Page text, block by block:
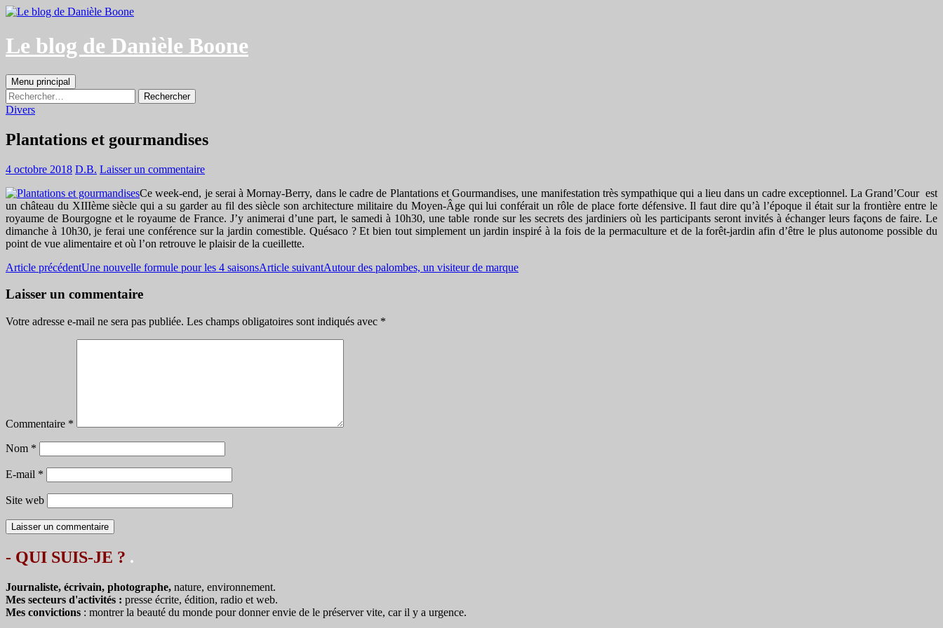
Aller
contenu
Le blog de Danièle Boone
Recherche
Menu principal
Rechercher :
Divers
Plantations et gourmandises
4 octobre 2018 D.B. Laisser un commentaire
Ce week-end, je serai à Mornay-Berry, dans le cadre de Plantations et Gourmandises, une manifestation très sympathique qui a lieu dans un cadre exceptionnel. La Grand’Cour est
un château du XIIIème siècle qui a su garder au fil des siècle son architecture militaire du Moyen-Âge qui lui conférait un rôle de place forte défensive. Il faut dire qu’à l’époque il était sur la frontière entre le
royaume de Bourgogne et le royaume de France. J’y animerai d’une part, le samedi à 10h30, une table ronde sur les secrets des jardiniers où les participants seront invités à échanger leurs façons de faire. Le
dimanche à 10h30, je ferai une conférence sur la jardin comestible. Quésaco ? Et bien tout simplement un jardin inspiré à la fois de la permaculture et de la forêt-jardin afin d’être le plus autonome possible du
point de vue alimentaire et où l’on retrouve le plaisir de la cueillette.
Navigation
des
Article précédentUne nouvelle formule pour les 4 saisonsArticle suivantAutour des palombes, un visiteur de marque
Laisser un commentaire
Votre adresse e-mail ne sera pas publiée. Les champs obligatoires sont indiqués avec *
Commentaire *
Nom *
E-mail *
Site web
- QUI SUIS-JE ? .
Journaliste, écrivain, photographe, nature, environnement.
Mes secteurs d'activités : presse écrite, édition, radio et web.
Mes convictions : montrer la beauté du monde pour donner envie de le préserver vite, car il y a urgence.